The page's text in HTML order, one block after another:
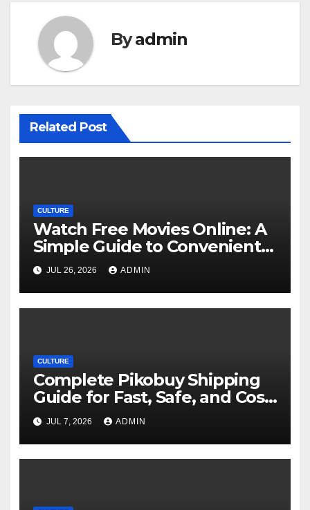
Byadmin
Related Post
CULTURE
Watch Free Movies Online: A
Simple Guide to Convenient
Movie Streaming Options
JUL 26, 2026 ADMIN
CULTURE
Complete Pikobuy Shipping
Guide for Fast, Safe, and Cost-
Effective Delivery
JUL 7, 2026 ADMIN